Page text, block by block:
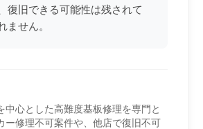
復旧できる可能性は残されて
ません。
中心とした高難度基板修理を専門と
ー修理不可案件や、他店で復旧不可